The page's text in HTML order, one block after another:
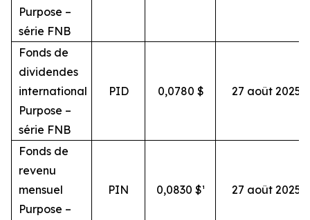
Purpose –
série FNB
Fonds de
dividendes
international
Purpose –
série FNB
PID 0,0780 $ 27 août 2025
Fonds de
revenu
mensuel
Purpose –
PIN 0,0830 $¹ 27 août 2025